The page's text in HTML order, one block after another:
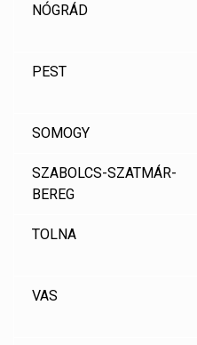
NÓGRÁD
PEST
SOMOGY
SZABOLCS-SZATMÁR-
BEREG
TOLNA
VAS